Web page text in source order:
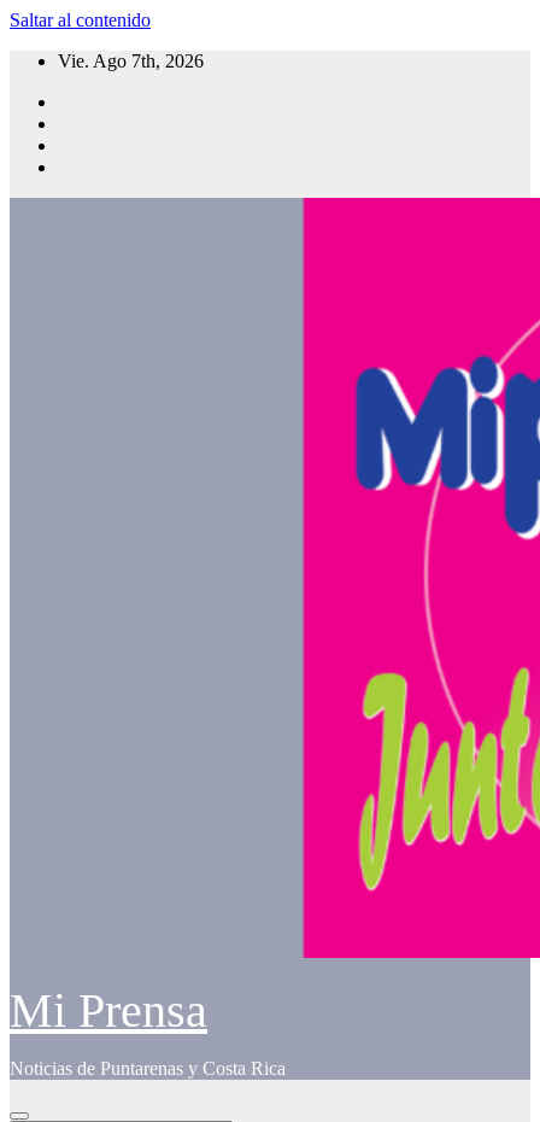
Saltar al contenido
Vie. Ago 7th, 2026
Mi Prensa
Noticias de Puntarenas y Costa Rica